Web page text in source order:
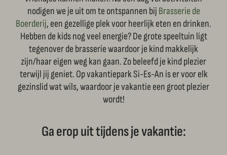
nodigen we je uit om te ontspannen bij Brasserie de
Boerderij, een gezellige plek voor heerlijk eten en drinken.
Hebben de kids nog veel energie? De grote speeltuin ligt
tegenover de brasserie waardoor je kind makkelijk
zijn/haar eigen weg kan gaan. Zo beleefd je kind plezier
terwijl jij geniet. Op vakantiepark Si-Es-An is er voor elk
gezinslid wat wils, waardoor je vakantie een groot plezier
wordt!
Ga erop uit tijdens je vakantie: